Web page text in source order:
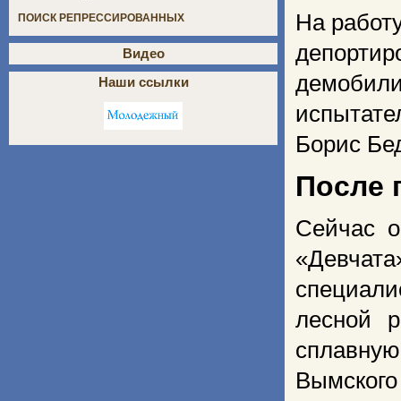
На
Борис
После
Сейчас
лесной
ПОИСК РЕПРЕССИРОВАННЫХ
Видео
Наши ссылки